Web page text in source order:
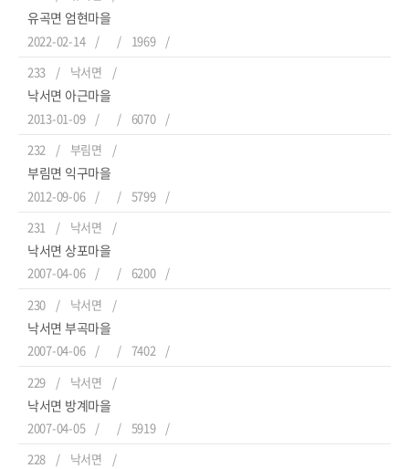
유곡면 엄현마을
2022-02-14
1969
233
낙서면
낙서면 아근마을
2013-01-09
6070
232
부림면
부림면 익구마을
2012-09-06
5799
231
낙서면
낙서면 상포마을
2007-04-06
6200
230
낙서면
낙서면 부곡마을
2007-04-06
7402
229
낙서면
낙서면 방계마을
2007-04-05
5919
228
낙서면